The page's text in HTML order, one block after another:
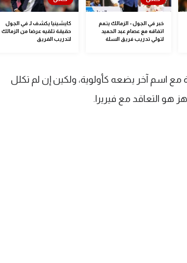
خبر في الجول - الزمالك يتمم
اتفاقه مع عصام عبد الحميد
لتولي تدريب فريق السلة
كايشينيا يكشف لـ في الجول
حقيقة تلقيه عرضا من الزمالك
لتدريب الفريق
اسم آخر يضعه كأولوية، ولكين إن لم تكلل
هو التعاقد مع فيريرا.